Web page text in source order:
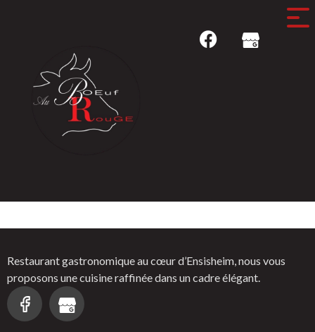
Restaurant gastronomique au cœur d’Ensisheim, nous vous
proposons une cuisine raffinée dans un cadre élégant.